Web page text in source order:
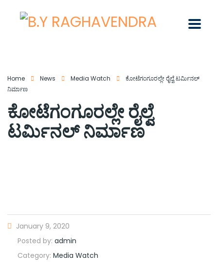
Home News Media Watch
ಕೋಟೆಗಂಗೂರಲ್ಲೇ ರೈಲ್ವೆ ಟರ್ಮಿನಲ್
ನಿರ್ಮಾಣ
ಕೋಟೆಗಂಗೂರಲ್ಲೇ ರೈಲ್ವೆ
ಟರ್ಮಿನಲ್ ನಿರ್ಮಾಣ
January 9, 2020
Posted by: admin
Category: Media Watch